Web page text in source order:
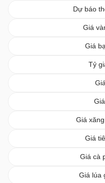
Dự báo
Giá
Giá
Tỷ
Giá
Giá
Giá cà
Giá lúa